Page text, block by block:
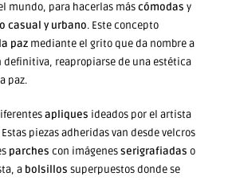
mundo, para hacerlas máscómodas y
casual y urbano. Este concepto
paz mediante el grito que da nombre a
definitiva, reapropiarse de una estética
paz.
apliques ideados por el artista
Estas piezas adheridas van desde velcros
parches con imágenesserigrafiadas o
a bolsillos superpuestos donde se